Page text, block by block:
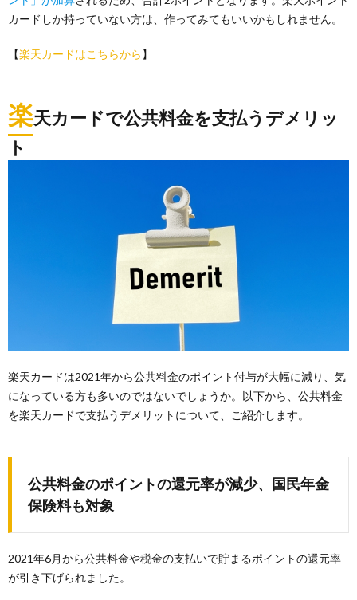
カードしか持っていない方は、作ってみてもいいかもしれません。
【楽天カードはこちらから 】
楽天カードで公共料金を支払うデメリッ
ト
楽天カードは2021年から公共料金のポイント付与が大幅に減り、気
になっている方も多いのではないでしょうか。以下から、公共料金
を楽天カードで支払うデメリットについて、ご紹介します。
公共料金のポイントの還元率が減少、国民年金
保険料も対象
2021年6月から公共料金や税金の支払いで貯まるポイントの還元率
が引き下げられました。